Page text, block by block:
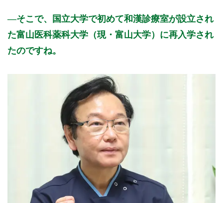
そこで、国立大学で初めて和漢診療室が設立され
た富山医科薬科大学（現・富山大学）に再入学され
たのですね。